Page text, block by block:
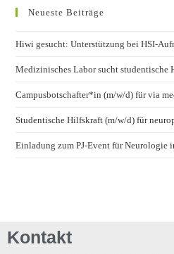
Neueste Beiträge
Hiwi gesucht: Unterstützung bei HSI-
Medizinisches Labor sucht studentische
Campusbotschafter*in (m/w/d) für via
Studentische Hilfskraft (m/w/d) für
Einladung zum PJ-Event für Neurologie
Kontakt